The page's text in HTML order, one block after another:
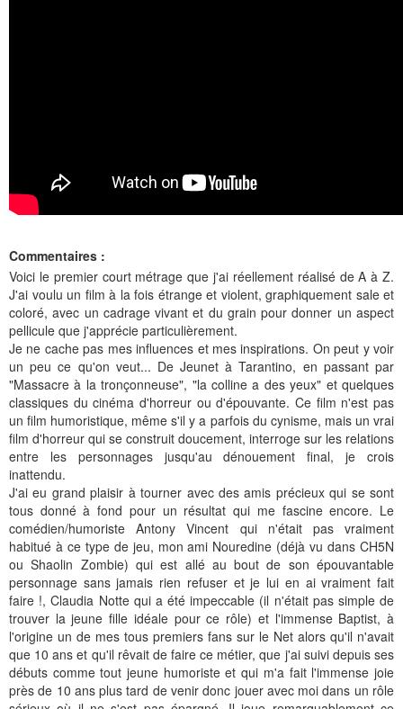
Commentaires :
Voici le premier court métrage que j'ai réellement réalisé de A à Z.
J'ai voulu un film à la fois étrange et violent, graphiquement sale et
coloré, avec un cadrage vivant et du grain pour donner un aspect
pellicule que j'apprécie particulièrement.
Je ne cache pas mes influences et mes inspirations. On peut y voir
un peu ce qu'on veut... De Jeunet à Tarantino, en passant par
"Massacre à la tronçonneuse", "la colline a des yeux" et quelques
classiques du cinéma d'horreur ou d'épouvante. Ce film n'est pas
un film humoristique, même s'il y a parfois du cynisme, mais un vrai
film d'horreur qui se construit doucement, interroge sur les relations
entre les personnages jusqu'au dénouement final, je crois
inattendu.
J'ai eu grand plaisir à tourner avec des amis précieux qui se sont
tous donné à fond pour un résultat qui me fascine encore. Le
comédien/humoriste Antony Vincent qui n'était pas vraiment
habitué à ce type de jeu, mon ami Nouredine (déjà vu dans CH5N
ou Shaolin Zombie) qui est allé au bout de son épouvantable
personnage sans jamais rien refuser et je lui en ai vraiment fait
faire !, Claudia Notte qui a été impeccable (il n'était pas simple de
trouver la jeune fille idéale pour ce rôle) et l'immense Baptist, à
l'origine un de mes tous premiers fans sur le Net alors qu'il n'avait
que 10 ans et qu'il rêvait de faire ce métier, que j'ai suivi depuis ses
débuts comme tout jeune humoriste et qui m'a fait l'immense joie
près de 10 ans plus tard de venir donc jouer avec moi dans un rôle